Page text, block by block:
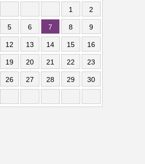
1 2
5 6 7 8 9
12 13 14 15 16
19 20 21 22 23
26 27 28 29 30